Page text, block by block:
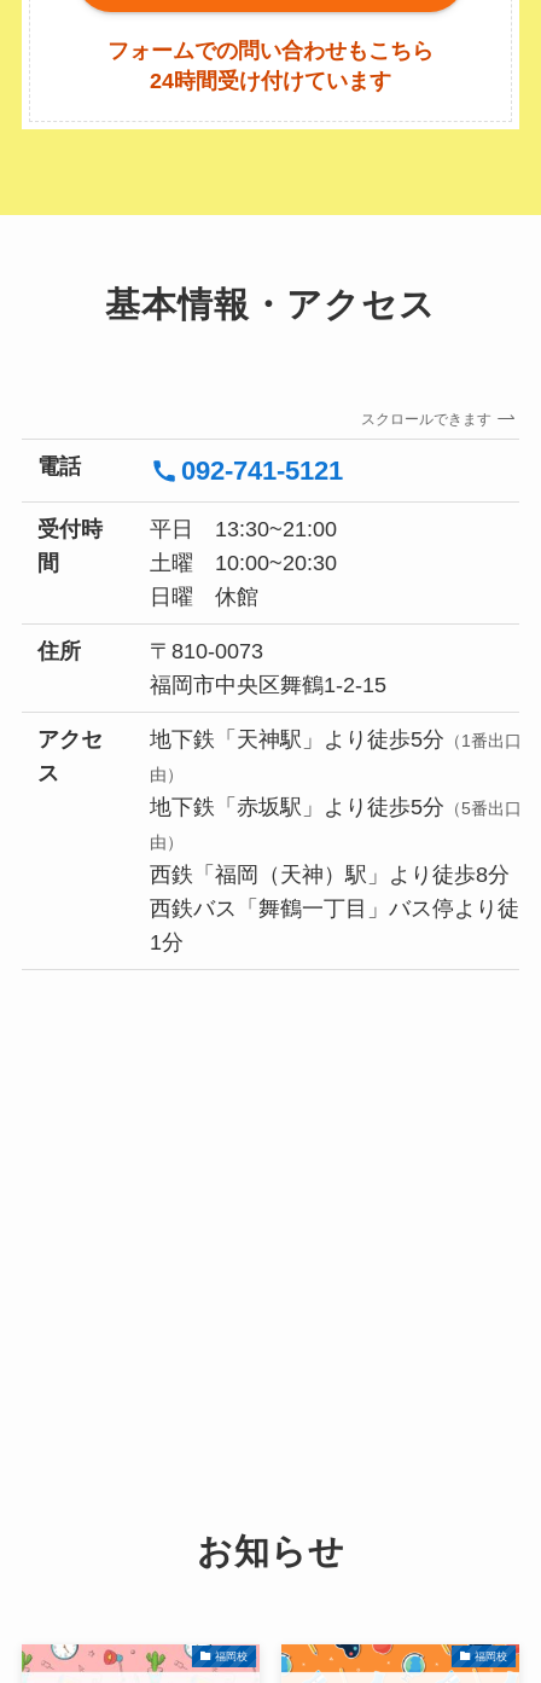
フォームでの問い合わせもこちら
24時間受け付けています
基本情報・アクセス
スクロールできます
電話 092-741-5121
受付時
間
平日 13:30~21:00
土曜 10:00~20:30
日曜 休館
住所
〒810-0073
福岡市中央区舞鶴1-2-15
アクセ
ス
地下鉄「天神駅」より徒歩5分 （1番出口経
由）
地下鉄「赤坂駅」より徒歩5分 （5番出口経
由）
西鉄「福岡（天神）駅」より徒歩8分
西鉄バス「舞鶴一丁目」バス停より徒歩
1分
お知らせ
福岡校 福岡校